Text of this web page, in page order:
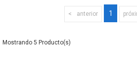
anterior 1
5